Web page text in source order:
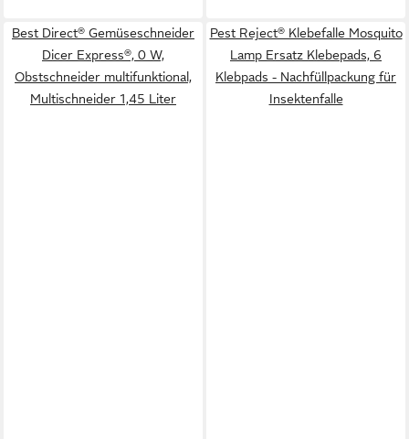
Best Direct® Gemüseschneider
Dicer Express®, 0 W,
Obstschneider multifunktional,
Multischneider 1,45 Liter
Pest Reject® Klebefalle Mosquito
Lamp Ersatz Klebepads, 6
Klebpads - Nachfüllpackung für
Insektenfalle